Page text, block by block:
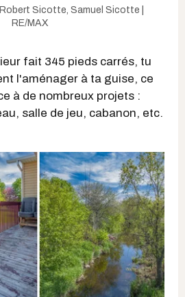
Sicotte, Samuel Sicotte |
RE/MAX
fait 345 pieds carrés, tu
l'aménager à ta guise, ce
à de nombreux projets :
salle de jeu, cabanon, etc.